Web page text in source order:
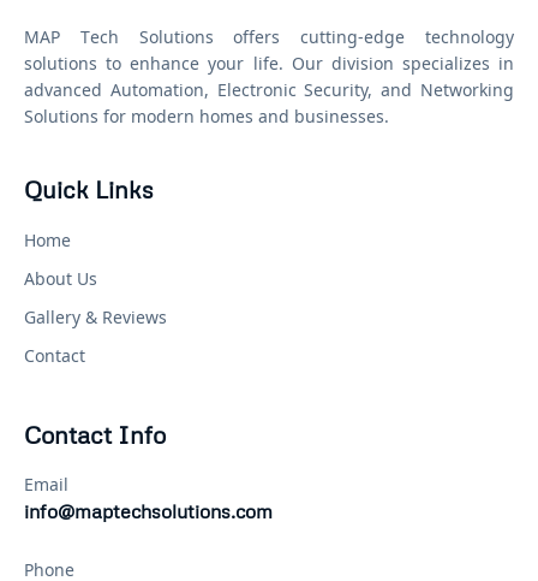
MAP Tech Solutions offers cutting-edge technology
solutions to enhance your life. Our division specializes in
advanced Automation, Electronic Security, and Networking
Solutions for modern homes and businesses.
Quick Links
Home
About Us
Gallery & Reviews
Contact
Contact Info
Email
info@maptechsolutions.com
Phone